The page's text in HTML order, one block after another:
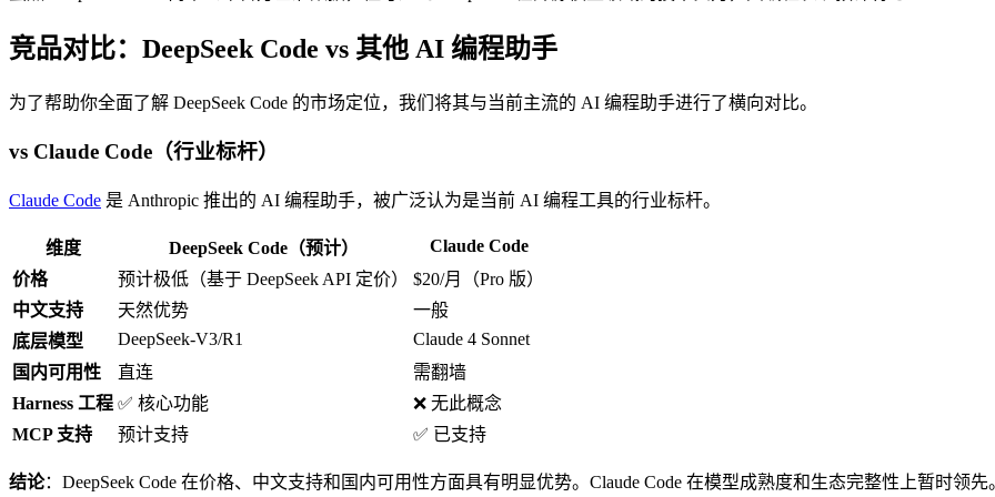
竞品对比：DeepSeek Code vs 其他 AI 编程助手
为了帮助你全面了解 DeepSeek Code 的市场定位，我们将其与当前主流的 AI 编程助手进行了横向对比。
vs Claude Code（行业标杆）
Claude Code 是 Anthropic 推出的 AI 编程助手，被广泛认为是当前 AI 编程工具的行业标杆。
维度 DeepSeek Code（预计）
Claude Code
价格
预计极低（基于 DeepSeek API 定价）
$20/月（Pro 版）
中文支持
天然优势
一般
底层模型
DeepSeek-V3/R1
Claude 4 Sonnet
国内可用性
直连
需翻墙
Harness 工程 ✅ 核心功能
❌ 无此概念
MCP 支持
预计支持 ✅ 已支持
结论：DeepSeek Code 在价格、中文支持和国内可用性方面具有明显优势。Claude Code 在模型成熟度和生态完整性上暂时领先